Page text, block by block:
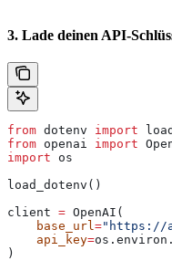
3. Lade deinen API-
from dotenv import
from openai import
import os
load_dotenv()
client = OpenAI(
    base_url
="https://
    api_key
=
)